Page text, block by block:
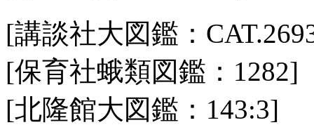
[講談社大図鑑：
[保育社蛾類図鑑：1282]
[北隆館大図鑑：143:3]